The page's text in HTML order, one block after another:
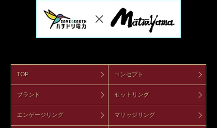
TOP コンセプト
ブランド セットリング
エンゲージリング マリッジリング